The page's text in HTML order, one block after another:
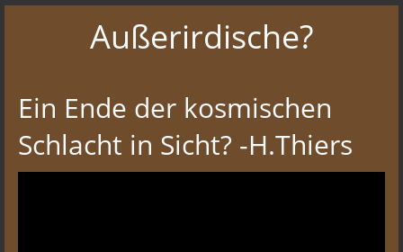
Außerirdische?
Ein Ende der kosmischen
Schlacht in Sicht? -H.Thiers